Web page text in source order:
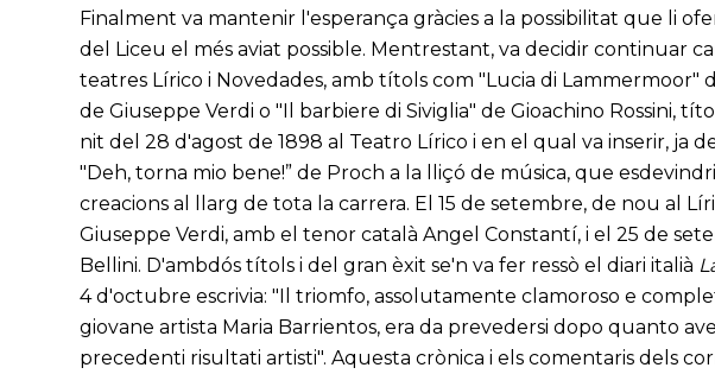
Finalment va mantenir l'esperança gràcies a la possibilitat que li
del Liceu el més aviat possible. Mentrestant, va decidir continuar
teatres Lírico i Novedades, amb títols com "Lucia di Lammermoor"
de Giuseppe Verdi o "Il barbiere di Siviglia" de Gioachino Rossini,
nit del 28 d'agost de 1898 al Teatro Lírico i en el qual va inserir, ja
"Deh, torna mio bene!” de Proch a la lliçó de música, que
creacions al llarg de tota la carrera. El 15 de setembre, de nou al
Giuseppe Verdi, amb el tenor català Angel Constantí, i el 25 de
Bellini. D'ambdós títols i del gran èxit se'n va fer ressò el diari italià
4 d'octubre escrivia: "Il triomfo, assolutamente clamoroso e
giovane artista Maria Barrientos, era da prevedersi dopo quanto
precedenti risultati artisti". Aquesta crònica i els comentaris dels